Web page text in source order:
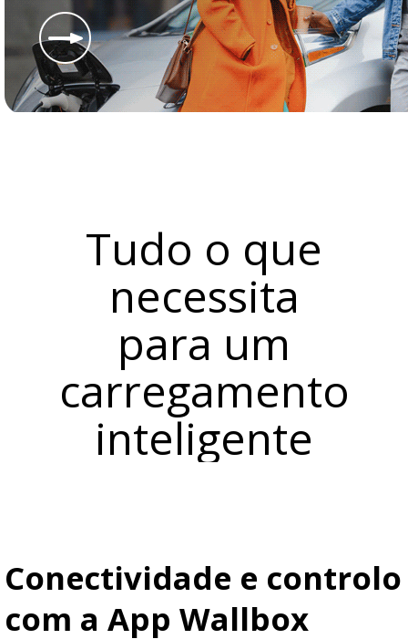
Tudo o que
necessita
para um
carregamento
inteligente
Conectividade e controlo
com a App Wallbox